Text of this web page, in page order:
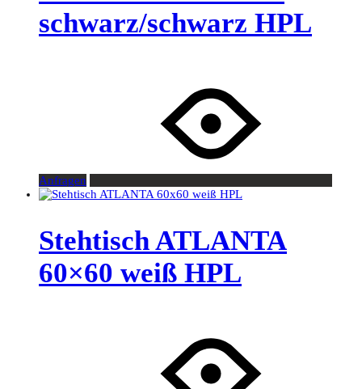
schwarz/schwarz HPL
Anfragen
Stehtisch ATLANTA
60×60 weiß HPL